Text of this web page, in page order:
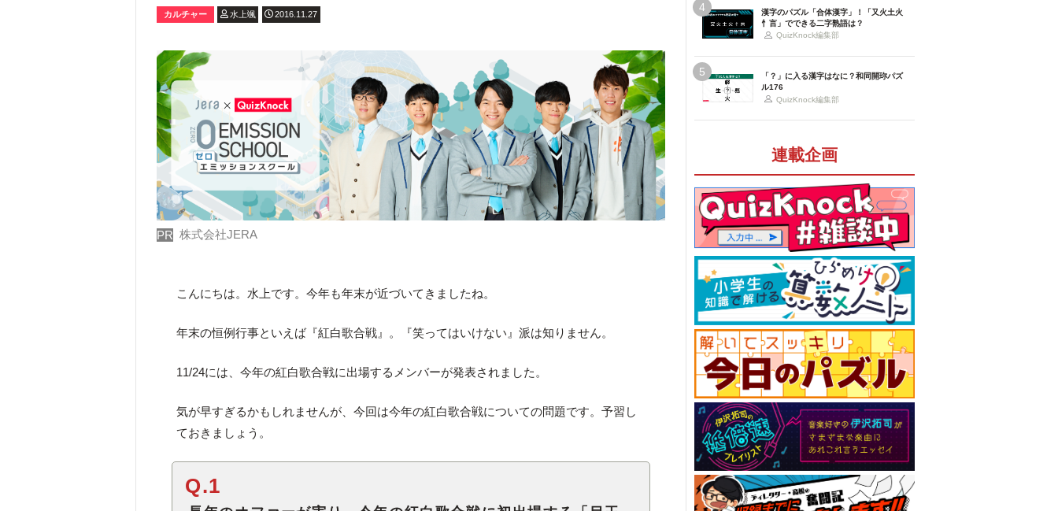
カルチャー 水上颯 2016.11.27
PR 株式会社JERA
こんにちは。水上です。今年も年末が近づいてきましたね。
年末の恒例行事といえば『紅白歌合戦』。『笑ってはいけない』派は知りません。
11/24には、今年の紅白歌合戦に出場するメンバーが発表されました。
気が早すぎるかもしれませんが、今回は今年の紅白歌合戦についての問題です。予習し
ておきましょう。
Q.1
4
漢字のパズル「合体漢字」！「又火土火
忄言」でできる二字熟語は？
QuizKnock編集部
5
「？」に入る漢字はなに？和同開珎パズ
ル176
QuizKnock編集部
連載企画